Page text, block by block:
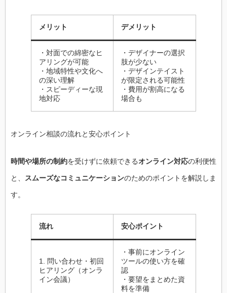
メリット デメリット
・対面での綿密なヒ
アリングが可能
・地域特性や文化へ
の深い理解
・スピーディーな現
地対応
・デザイナーの選択
肢が少ない
・デザインテイスト
が限定される可能性
・費用が割高になる
場合も
オンライン相談の流れと安心ポイント
時間や場所の制約を受けずに依頼できるオンライン対応の利便性
と、 スムーズなコミュニケーションのためのポイントを解説しま
す。
流れ 安心ポイント
1. 問い合わせ・初回
ヒアリング（オンラ
イン会議）
・事前にオンライン
ツールの使い方を確
認
・要望をまとめた資
料を準備